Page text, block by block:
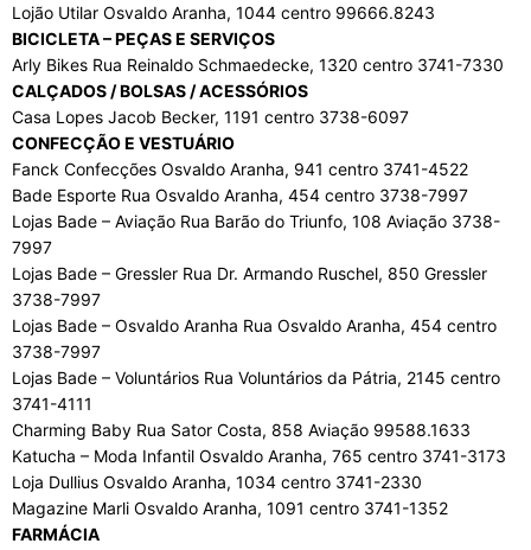
Lojão Utilar Osvaldo Aranha, 1044 centro 99666.8243
BICICLETA – PEÇAS E SERVIÇOS
Arly Bikes Rua Reinaldo Schmaedecke, 1320 centro 3741-7330
CALÇADOS / BOLSAS / ACESSÓRIOS
Casa Lopes Jacob Becker, 1191 centro 3738-6097
CONFECÇÃO E VESTUÁRIO
Fanck Confecções Osvaldo Aranha, 941 centro 3741-4522
Bade Esporte Rua Osvaldo Aranha, 454 centro 3738-7997
Lojas Bade – Aviação Rua Barão do Triunfo, 108 Aviação 3738-
7997
Lojas Bade – Gressler Rua Dr. Armando Ruschel, 850 Gressler
3738-7997
Lojas Bade – Osvaldo Aranha Rua Osvaldo Aranha, 454 centro
3738-7997
Lojas Bade – Voluntários Rua Voluntários da Pátria, 2145 centro
3741-4111
Charming Baby Rua Sator Costa, 858 Aviação 99588.1633
Katucha – Moda Infantil Osvaldo Aranha, 765 centro 3741-3173
Loja Dullius Osvaldo Aranha, 1034 centro 3741-2330
Magazine Marli Osvaldo Aranha, 1091 centro 3741-1352
FARMÁCIA